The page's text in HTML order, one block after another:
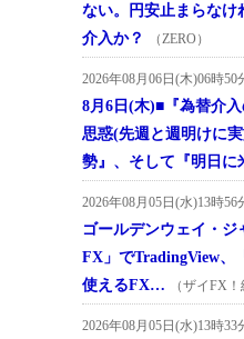
ない。円安止まらなけ
介入か？
（ZERO）
2026年08月06日(木)06時50
8月6日(木)■『為替介
思惑(先週と週明けに
勢』、そして『明日
2026年08月05日(水)13時56
ゴールデンウェイ・
FX」でTradingView、
使えるFX…
（ザイFX！
2026年08月05日(水)13時33